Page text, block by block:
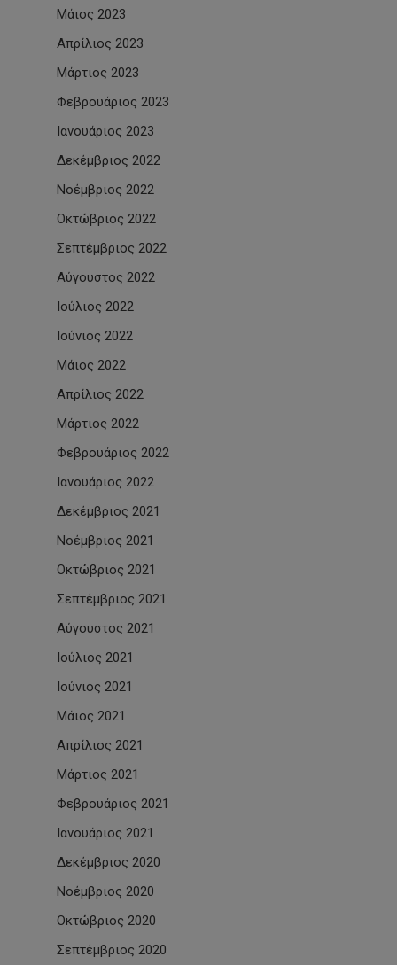
Μάιος 2023
Απρίλιος 2023
Μάρτιος 2023
Φεβρουάριος 2023
Ιανουάριος 2023
Δεκέμβριος 2022
Νοέμβριος 2022
Οκτώβριος 2022
Σεπτέμβριος 2022
Αύγουστος 2022
Ιούλιος 2022
Ιούνιος 2022
Μάιος 2022
Απρίλιος 2022
Μάρτιος 2022
Φεβρουάριος 2022
Ιανουάριος 2022
Δεκέμβριος 2021
Νοέμβριος 2021
Οκτώβριος 2021
Σεπτέμβριος 2021
Αύγουστος 2021
Ιούλιος 2021
Ιούνιος 2021
Μάιος 2021
Απρίλιος 2021
Μάρτιος 2021
Φεβρουάριος 2021
Ιανουάριος 2021
Δεκέμβριος 2020
Νοέμβριος 2020
Οκτώβριος 2020
Σεπτέμβριος 2020